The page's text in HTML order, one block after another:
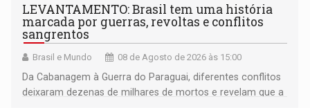
LEVANTAMENTO: Brasil tem uma história
marcada por guerras, revoltas e conflitos
sangrentos
Brasil e Mundo 08 de Agosto de 2026 às 15:00
Da Cabanagem à Guerra do Paraguai, diferentes conflitos
deixaram dezenas de milhares de mortos e revelam que a